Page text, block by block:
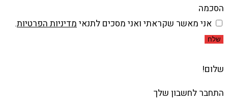
הסכמה
אני מאשר שקראתי ואני מסכים לתנאי מדיניות הפרטיות.
שלח
שלום!
התחבר לחשבון שלך